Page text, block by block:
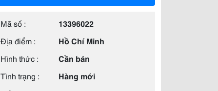
Mã số :
13396022
Địa điểm :
Hồ Chí Minh
Hình thức :
Cần bán
Tình trạng :
Hàng mới